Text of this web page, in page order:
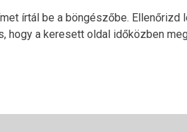
írtál be a böngészőbe. Ellenőrizd
a keresett oldal időközben